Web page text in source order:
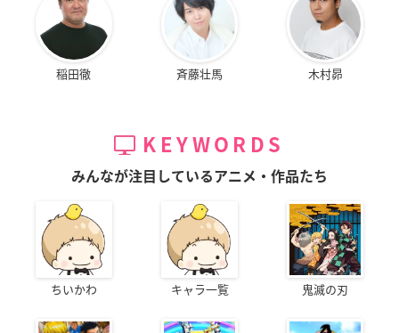
稲田徹 斉藤壮馬 木村昴
KEYWORDS
みんなが注目しているアニメ・作品たち
ちいかわ キャラ一覧 鬼滅の刃